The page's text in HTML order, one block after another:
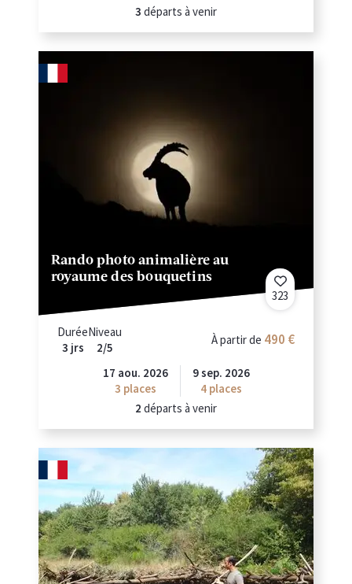
3 départs à venir
Rando photo animalière au
royaume des bouquetins
323
Durée
3 jrs
Niveau
2/5
À partir de 490 €
17 aou. 2026
3 places
9 sep. 2026
4places
2 départs à venir